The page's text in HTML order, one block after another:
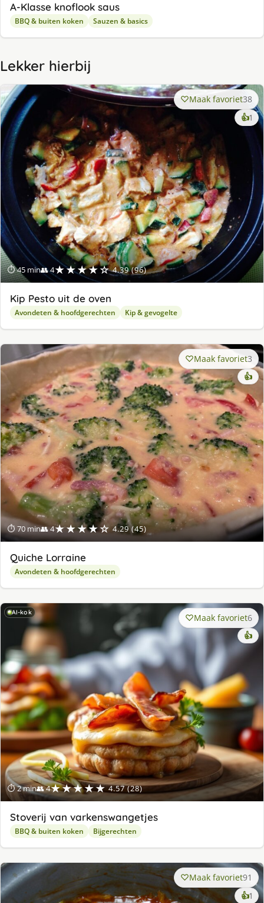
A-Klasse knoflook saus
BBQ & buiten koken Sauzen & basics
Lekker hierbij
⏱ 45 min👥 4★★★★☆ 4.39 (96)
Maak favoriet38
👍1
Kip Pesto uit de oven
Avondeten & hoofdgerechten Kip & gevogelte
⏱ 70 min👥 4★★★★☆ 4.29 (45)
Maak favoriet3
👍
Quiche Lorraine
Avondeten & hoofdgerechten
AI-kok
⏱ 2 min👥 4★★★★★ 4.57 (28)
Maak favoriet6
👍
Stoverij van varkenswangetjes
BBQ & buiten koken Bijgerechten
Maak favoriet91
👍1